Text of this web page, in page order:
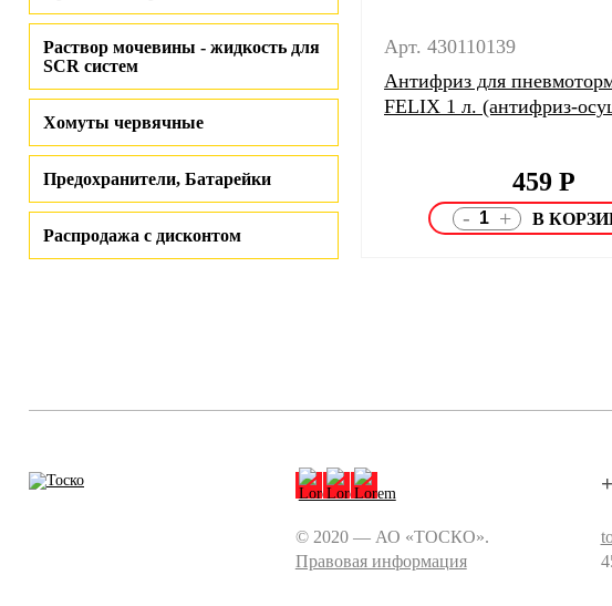
Раствор мочевины - жидкость для
SCR систем
Хомуты червячные
Предохранители, Батарейки
Распродажа с дисконтом
Арт. 430110139
Антифриз для
FELIX 1 л. (антифриз-
459 Р
- +
© 2020 — АО «ТОСКО».
Правовая информация